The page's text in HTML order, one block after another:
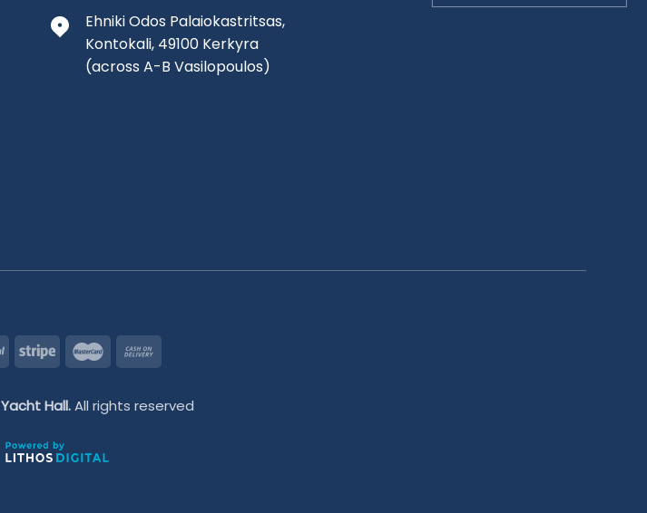
Ehniki Odos Palaiokastritsas,
Kontokali, 49100 Kerkyra
(across A-B Vasilopoulos)
Yacht Hall.All rights reserved